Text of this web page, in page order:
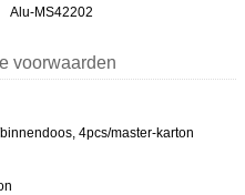
Alu-MS42202
voorwaarden
4pcs/master-karton